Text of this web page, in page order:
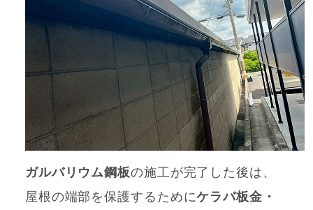
ガルバリウム鋼板の施工が完了した後は、
屋根の端部を保護するためにケラバ板金・